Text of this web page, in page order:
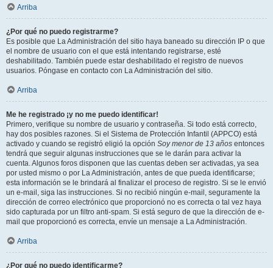
Arriba
¿Por qué no puedo registrarme?
Es posible que La Administración del sitio haya baneado su dirección IP o que
el nombre de usuario con el que está intentando registrarse, esté
deshabilitado. También puede estar deshabilitado el registro de nuevos
usuarios. Póngase en contacto con La Administración del sitio.
Arriba
Me he registrado ¡y no me puedo identificar!
Primero, verifique su nombre de usuario y contraseña. Si todo está correcto,
hay dos posibles razones. Si el Sistema de Protección Infantil (APPCO) está
activado y cuando se registró eligió la opción Soy menor de 13 años entonces
tendrá que seguir algunas instrucciones que se le darán para activar la
cuenta. Algunos foros disponen que las cuentas deben ser activadas, ya sea
por usted mismo o por La Administración, antes de que pueda identificarse;
esta información se le brindará al finalizar el proceso de registro. Si se le envió
un e-mail, siga las instrucciones. Si no recibió ningún e-mail, seguramente la
dirección de correo electrónico que proporcionó no es correcta o tal vez haya
sido capturada por un filtro anti-spam. Si está seguro de que la dirección de e-
mail que proporcionó es correcta, envíe un mensaje a La Administración.
Arriba
¿Por qué no puedo identificarme?